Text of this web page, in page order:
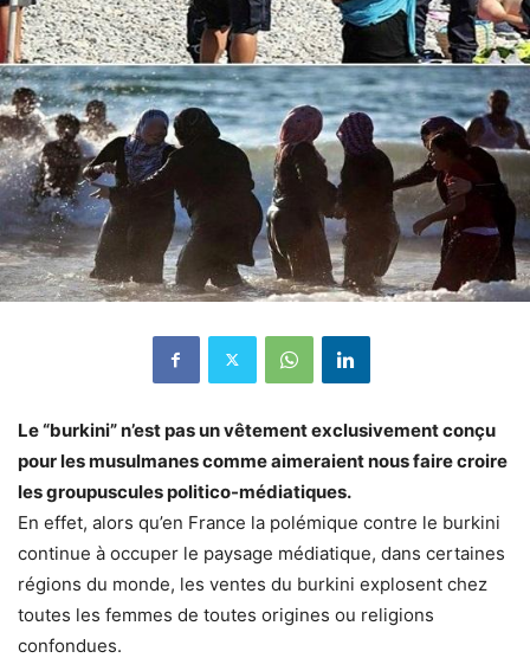
Le “burkini” n’est pas un vêtement exclusivement conçu
pour les musulmanes comme aimeraient nous faire croire
les groupuscules politico-médiatiques.
En effet, alors qu’en France la polémique contre le burkini
continue à occuper le paysage médiatique, dans certaines
régions du monde, les ventes du burkini explosent chez
toutes les femmes de toutes origines ou religions
confondues.